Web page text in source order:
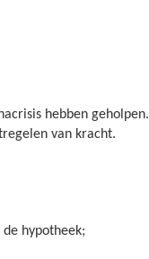
hebben geholpen.
van kracht.
hypotheek;